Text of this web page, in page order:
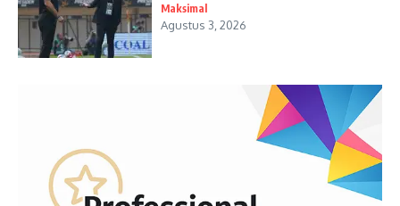
Maksimal
Agustus 3, 2026